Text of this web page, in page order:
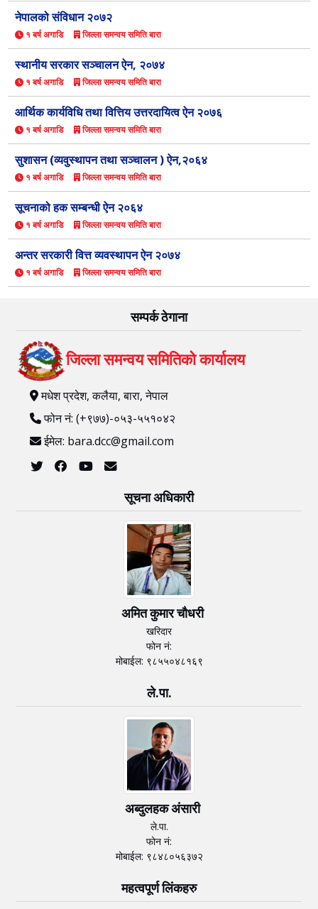
नेपालको संविधान २०७२
१ बर्ष अगाडि जिल्ला समन्वय समिति बारा
स्थानीय सरकार सञ्चालन ऐन, २०७४
१ बर्ष अगाडि जिल्ला समन्वय समिति बारा
आर्थिक कार्यविधि तथा वित्तिय उत्तरदायित्व ऐन २०७६
१ बर्ष अगाडि जिल्ला समन्वय समिति बारा
सुशासन (व्यवुस्थापन तथा सञ्चालन ) ऐन,२०६४
१ बर्ष अगाडि जिल्ला समन्वय समिति बारा
सूचनाको हक सम्बन्धी ऐन २०६४
१ बर्ष अगाडि जिल्ला समन्वय समिति बारा
अन्तर सरकारी वित्त व्यवस्थापन ऐन २०७४
१ बर्ष अगाडि जिल्ला समन्वय समिति बारा
सम्पर्क ठेगाना
जिल्ला समन्वय समितिको कार्यालय
मधेश प्रदेश, कलैया, बारा, नेपाल
फोन नं: (+९७७)-०५३-५५१०४२
ईमेल: bara.dcc@gmail.com
सूचना अधिकारी
अमित कुमार चाैधरी
खरिदार
फोन नं:
मोबाईल: ९८५५०४८१६९
ले.पा.
अब्दुलहक अंसारी
ले.पा.
फोन नं:
मोबाईल: ९८४८०५६३७२
महत्वपूर्ण लिंकहरु